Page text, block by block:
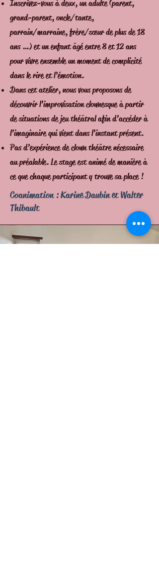
Inscrivez-vous à deux, un adulte (parent,
grand-parent, oncle/tante,
parrain/marraine, frère/sœur de plus de 18
ans …) et un enfant âgé entre 8 et 12 ans
pour vivre ensemble un moment de complicité
dans le rire et l’émotion.
Dans cet atelier, nous vous proposons de
découvrir l’improvisation clownesque à partir
de situations de jeu théâtral afin d’accéder à
l’imaginaire qui vient dans l’instant présent.
Pas d’expérience de clown théâtre nécessaire
au préalable. Le stage est animé de manière à
ce que chaque participant y trouve sa place !
Coanimation : Karine Daubin et Walter
Thibault